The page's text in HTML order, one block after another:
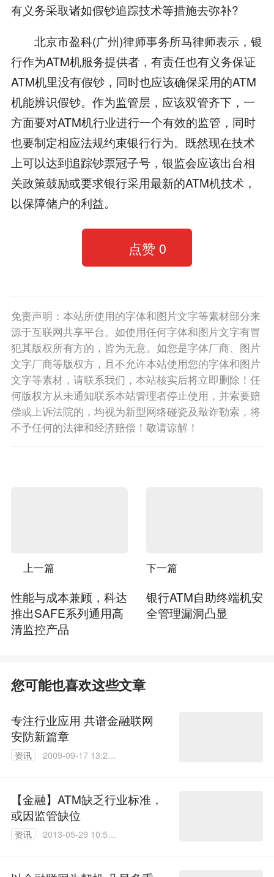
有义务采取诸如假钞追踪技术等措施去弥补?
北京市盈科(广州)律师事务所马律师表示，银
行作为ATM机服务提供者，有责任也有义务保证
ATM机里没有假钞，同时也应该确保采用的ATM
机能辨识假钞。作为监管层，应该双管齐下，一
方面要对ATM机行业进行一个有效的监管，同时
也要制定相应法规约束银行行为。既然现在技术
上可以达到追踪钞票冠子号，银监会应该出台相
关政策鼓励或要求银行采用最新的ATM机技术，
以保障储户的利益。
点赞 0
免责声明：本站所使用的字体和图片文字等素材部分来
源于互联网共享平台。如使用任何字体和图片文字有冒
犯其版权所有方的，皆为无意。如您是字体厂商、图片
文字厂商等版权方，且不允许本站使用您的字体和图片
文字等素材，请联系我们，本站核实后将立即删除！任
何版权方从未通知联系本站管理者停止使用，并索要赔
偿或上诉法院的，均视为新型网络碰瓷及敲诈勒索，将
不予任何的法律和经济赔偿！敬请谅解！
上一篇
性能与成本兼顾，科达
推出SAFE系列通用高
清监控产品
下一篇
银行ATM自助终端机安
全管理漏洞凸显
您可能也喜欢这些文章
专注行业应用 共谱金融联网
安防新篇章
资讯
2009-09-17 13:27:
【金融】ATM缺乏行业标准，
或因监管缺位
资讯
2013-05-29 10:57: